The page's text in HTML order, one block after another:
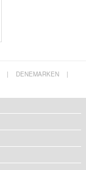
| DENEMARKEN
|